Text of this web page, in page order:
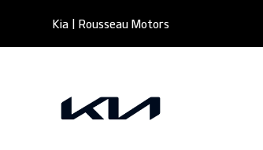
Kia Rousseau Motors